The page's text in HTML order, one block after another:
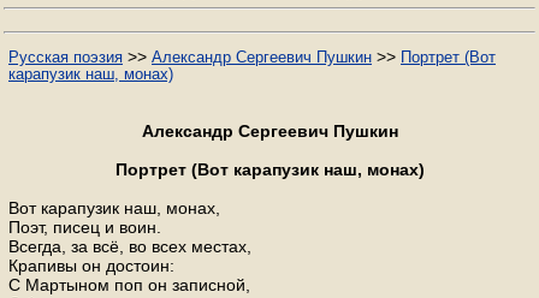
Случайное стихотворение
Рейтинг русских поэтов
Рейтинг стихотворений
Русская поэзия >> Александр Сергеевич Пушкин >> Портрет (Вот
карапузик наш, монах)
Александр Сергеевич Пушкин
Портрет (Вот карапузик наш, монах)
Вот карапузик наш, монах,
Поэт, писец и воин.
Всегда, за всё, во всех местах,
Крапивы он достоин:
С Мартыном поп он записной,